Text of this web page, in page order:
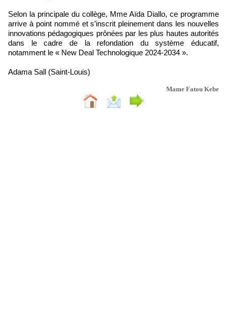
Selon la principale du collège, Mme Aïda Diallo, ce programme
arrive à point nommé et s’inscrit pleinement dans les nouvelles
innovations pédagogiques prônées par les plus hautes autorités
dans le cadre de la refondation du système éducatif,
notamment le « New Deal Technologique 2024-2034 ».
Adama Sall (Saint-Louis)
Mame Fatou Kebe